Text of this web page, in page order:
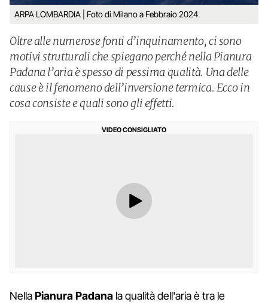
ARPA LOMBARDIA | Foto di Milano a Febbraio 2024
Oltre alle numerose fonti d’inquinamento, ci sono
motivi strutturali che spiegano perché nella Pianura
Padana l’aria è spesso di pessima qualità. Una delle
cause è il fenomeno dell’inversione termica. Ecco in
cosa consiste e quali sono gli effetti.
VIDEO CONSIGLIATO
NellaPianura Padana la qualità dell'aria è tra le